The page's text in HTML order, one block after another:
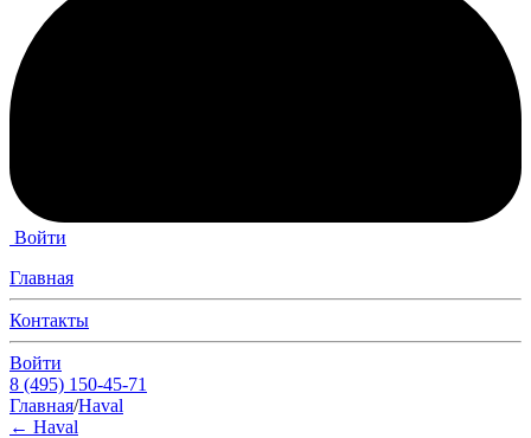
Войти
Главная
Контакты
Войти
8 (495) 150-45-71
Главная/Haval
← Haval